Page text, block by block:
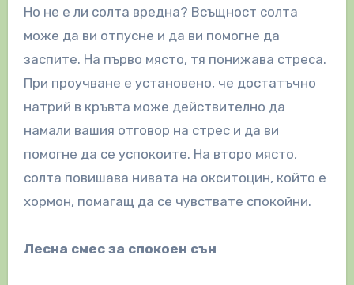
Но не е ли солта вредна? Всъщност солта
може да ви отпусне и да ви помогне да
заспите. На първо място, тя понижава стреса.
При проучване е установено, че достатъчно
натрий в кръвта може действително да
намали вашия отговор на стрес и да ви
помогне да се успокоите. На второ място,
солта повишава нивата на окситоцин, който е
хормон, помагащ да се чувствате спокойни.
Лесна смес за спокоен сън